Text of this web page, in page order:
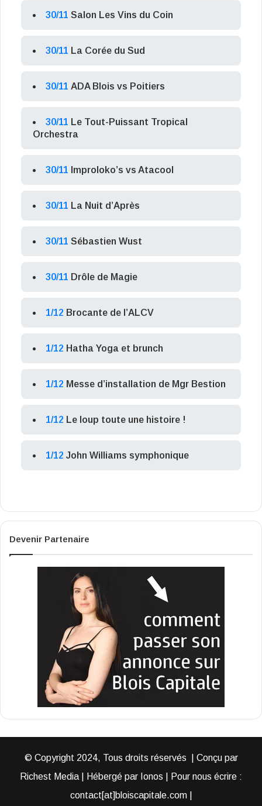
30/11 Salon Les Vins du Coin
30/11 La Corée du Sud
30/11 ADA Blois vs Poitiers
30/11 Le Tout-Puissant Tropical
Orchestra
30/11 Improloko’s vs Atacool
30/11 La Nuit d’Après
30/11 Sébastien Wust
30/11 Drôle de Magie
1/12 Brocante de l’ALCV
1/12 Hatha Yoga et brunch
1/12 Messe d’installation de Mgr Bestion
1/12 Le loup toute une histoire !
1/12 John Williams symphonique
Devenir Partenaire
© Copyright 2024, Tous droits réservés | Conçu par
Richest Media | Hébergé par Ionos | Pour nous écrire :
contact[at]bloiscapitale.com |